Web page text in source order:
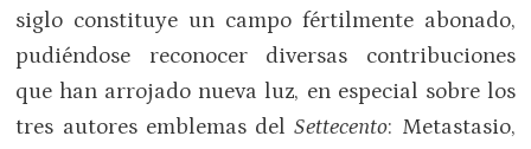
siglo constituye un campo fértilmente abonado,
pudiéndose reconocer diversas contribuciones
que han arrojado nueva luz, en especial sobre los
tres autores emblemas delSettecento: Metastasio,